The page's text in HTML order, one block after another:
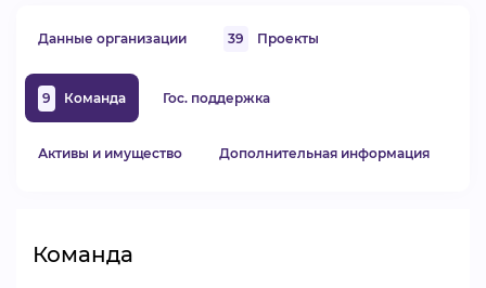
Данные организации 39 Проекты
9 Команда Гос. поддержка
Активы и имущество Дополнительная информация
Команда